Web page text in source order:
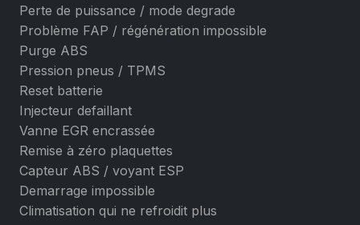
Perte de puissance / mode degrade
Problème FAP / régénération impossible
Purge ABS
Pression pneus / TPMS
Reset batterie
Injecteur defaillant
Vanne EGR encrassée
Remise à zéro plaquettes
Capteur ABS / voyant ESP
Demarrage impossible
Climatisation qui ne refroidit plus